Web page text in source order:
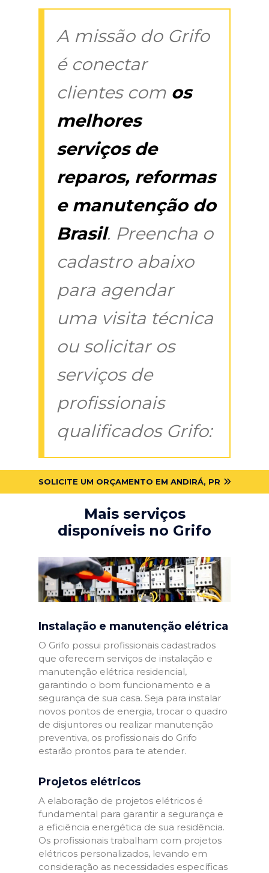
A missão do Grifo
é conectar
clientes com os
melhores
serviços de
reparos, reformas
e manutenção do
Brasil. Preencha o
cadastro abaixo
para agendar
uma visita técnica
ou solicitar os
serviços de
profissionais
qualificados Grifo:
SOLICITE UM ORÇAMENTO EM ANDIRÁ, PR
Mais serviços
disponíveis no Grifo
Instalação e manutenção elétrica
O Grifo possui profissionais cadastrados
que oferecem serviços de instalação e
manutenção elétrica residencial,
garantindo o bom funcionamento e a
segurança de sua casa. Seja para instalar
novos pontos de energia, trocar o quadro
de disjuntores ou realizar manutenção
preventiva, os profissionais do Grifo
estarão prontos para te atender.
Projetos elétricos
A elaboração de projetos elétricos é
fundamental para garantir a segurança e
a eficiência energética de sua residência.
Os profissionais trabalham com projetos
elétricos personalizados, levando em
consideração as necessidades específicas